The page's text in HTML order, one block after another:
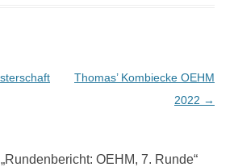
Thomas’ Kombiecke OEHM
2022 →
Rundenbericht: OEHM, 7. Runde“